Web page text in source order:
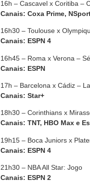
16h – Cascavel x Coritiba –
Canais: Coxa Prime,
16h30 – Toulouse x
Canais: ESPN 4
16h45 – Roma x Verona –
Canais: ESPN
17h – Barcelona x Cádiz –
Canais: Star+
18h30 – Corinthians x
Canais: TNT, HBO Max e
19h15 – Boca Juniors x
Canais: ESPN 4
21h30 – NBA All Star: Jogo
Canais: ESPN 2